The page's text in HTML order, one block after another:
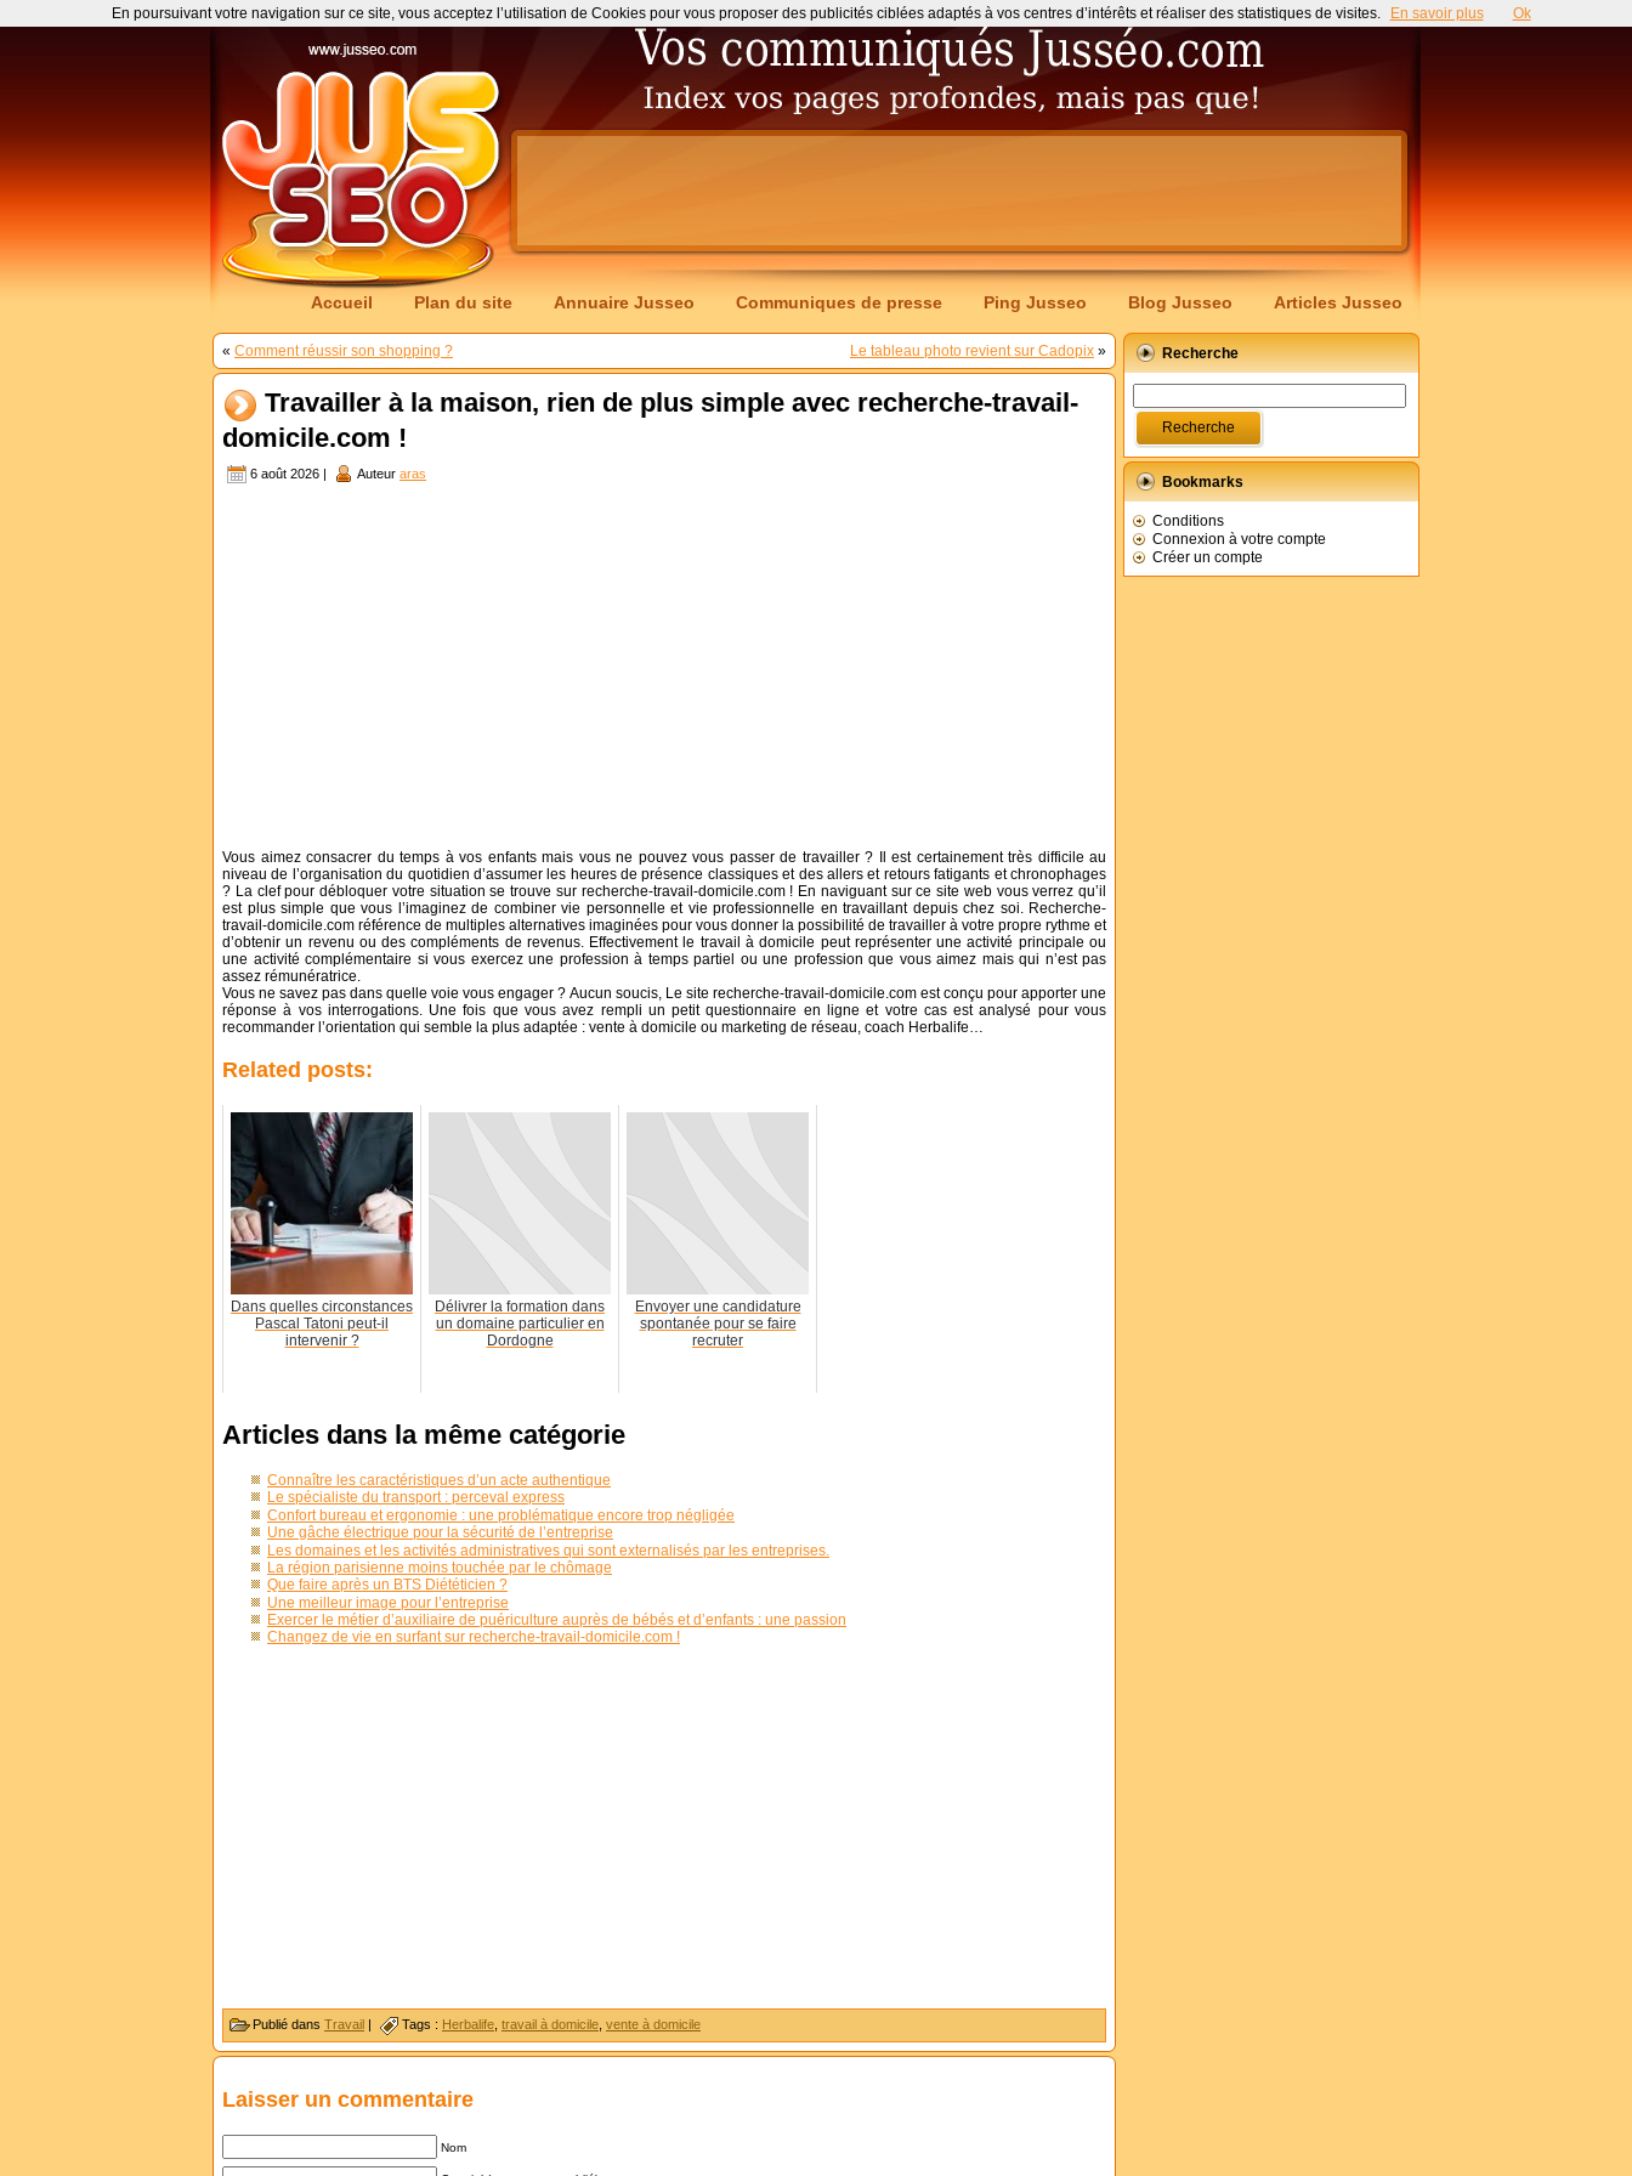
Accueil Plan du site Annuaire Jusseo Communiques de presse Ping Jusseo Blog Jusseo Articles Jusseo
« Comment réussir son shopping ? Le tableau photo revient sur Cadopix »
Travailler à la maison, rien de plus simple avec recherche-travail-
domicile.com !
6 août 2026 | Auteur aras
Vous aimez consacrer du temps à vos enfants mais vous ne pouvez vous passer de travailler ? Il est certainement très difficile au
niveau de l’organisation du quotidien d’assumer les heures de présence classiques et des allers et retours fatigants et chronophages
? La clef pour débloquer votre situation se trouve sur recherche-travail-domicile.com ! En naviguant sur ce site web vous verrez qu’il
est plus simple que vous l’imaginez de combiner vie personnelle et vie professionnelle en travaillant depuis chez soi. Recherche-
travail-domicile.com référence de multiples alternatives imaginées pour vous donner la possibilité de travailler à votre propre rythme et
d’obtenir un revenu ou des compléments de revenus. Effectivement le travail à domicile peut représenter une activité principale ou
une activité complémentaire si vous exercez une profession à temps partiel ou une profession que vous aimez mais qui n’est pas
assez rémunératrice.
Vous ne savez pas dans quelle voie vous engager ? Aucun soucis, Le site recherche-travail-domicile.com est conçu pour apporter une
réponse à vos interrogations. Une fois que vous avez rempli un petit questionnaire en ligne et votre cas est analysé pour vous
recommander l’orientation qui semble la plus adaptée : vente à domicile ou marketing de réseau, coach Herbalife…
Related posts:
Dans quelles circonstances
Pascal Tatoni peut-il
intervenir ?
Délivrer la formation dans
un domaine particulier en
Dordogne
Envoyer une candidature
spontanée pour se faire
recruter
Articles dans la même catégorie
Connaître les caractéristiques d’un acte authentique
Le spécialiste du transport : perceval express
Confort bureau et ergonomie : une problématique encore trop négligée
Une gâche électrique pour la sécurité de l’entreprise
Les domaines et les activités administratives qui sont externalisés par les entreprises.
La région parisienne moins touchée par le chômage
Que faire après un BTS Diététicien ?
Une meilleur image pour l’entreprise
Exercer le métier d’auxiliaire de puériculture auprès de bébés et d’enfants : une passion
Changez de vie en surfant sur recherche-travail-domicile.com !
Publié dans Travail Tags : Herbalife travail à domicile vente à domicile
Laisser un commentaire
Nom
Recherche
Bookmarks
Conditions
Connexion à votre compte
Créer un compte
En poursuivant votre navigation sur ce site, vous acceptez l’utilisation de Cookies pour vous proposer des publicités ciblées adaptés à vos centres d’intérêts et réaliser des statistiques de visites. En savoir plus Ok